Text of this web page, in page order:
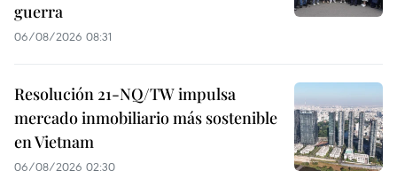
guerra
06/08/2026 08:31
Resolución 21-NQ/TW impulsa
mercado inmobiliario más sostenible
en Vietnam
06/08/2026 02:30